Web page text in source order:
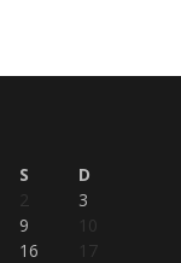
S D
2
3
9
10
16
17